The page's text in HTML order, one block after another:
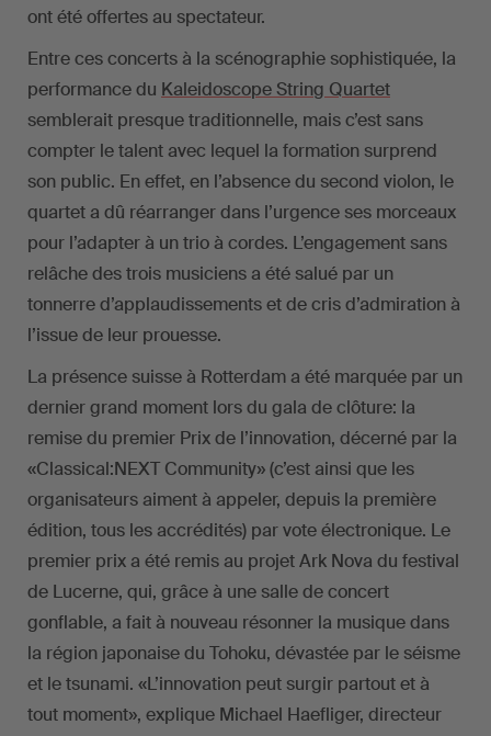
ont été offertes au spectateur.
Entre ces concerts à la scénographie sophistiquée, la
performance du Kaleidoscope String Quartet
semblerait presque traditionnelle, mais c’est sans
compter le talent avec lequel la formation surprend
son public. En effet, en l’absence du second violon, le
quartet a dû réarranger dans l’urgence ses morceaux
pour l’adapter à un trio à cordes. L’engagement sans
relâche des trois musiciens a été salué par un
tonnerre d’applaudissements et de cris d’admiration à
l’issue de leur prouesse.
La présence suisse à Rotterdam a été marquée par un
dernier grand moment lors du gala de clôture: la
remise du premier Prix de l’innovation, décerné par la
«Classical:NEXT Community» (c’est ainsi que les
organisateurs aiment à appeler, depuis la première
édition, tous les accrédités) par vote électronique. Le
premier prix a été remis au projet Ark Nova du festival
de Lucerne, qui, grâce à une salle de concert
gonflable, a fait à nouveau résonner la musique dans
la région japonaise du Tohoku, dévastée par le séisme
et le tsunami. «L’innovation peut surgir partout et à
tout moment», explique Michael Haefliger, directeur